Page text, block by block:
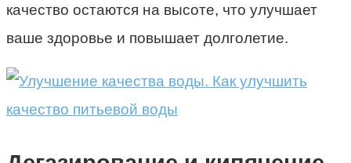
качество остаются на высоте, что улучшает
ваше здоровье и повышает долголетие.